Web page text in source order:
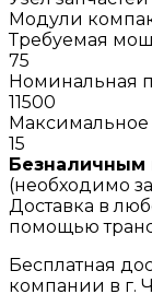
Модули
Требуемая
75
Номинальная
11500
Максимальное
15
Безналичным
(необходимо
Доставка в
помощью
Бесплатная
компании в г.